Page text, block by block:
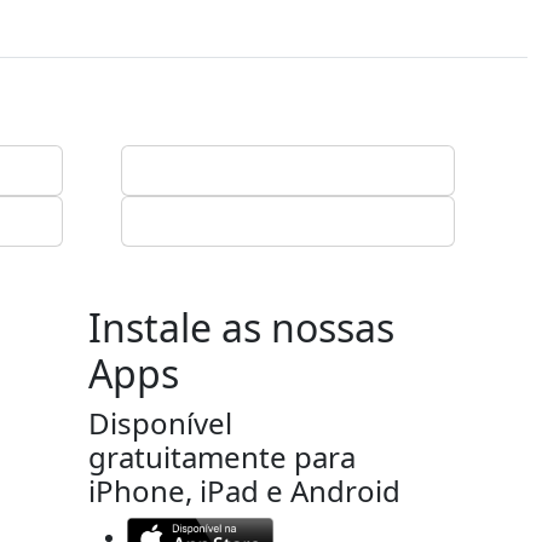
Instale as nossas
Apps
Disponível
gratuitamente para
iPhone, iPad e Android